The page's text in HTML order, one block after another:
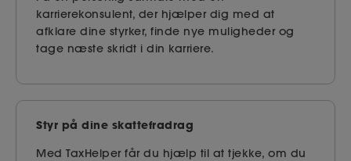
karrierekonsulent, der hjælper dig med at
afklare dine styrker, finde nye muligheder og
tage næste skridt i din karriere.
Styr på dine skattefradrag
Med TaxHelper får du hjælp til at tjekke, om du